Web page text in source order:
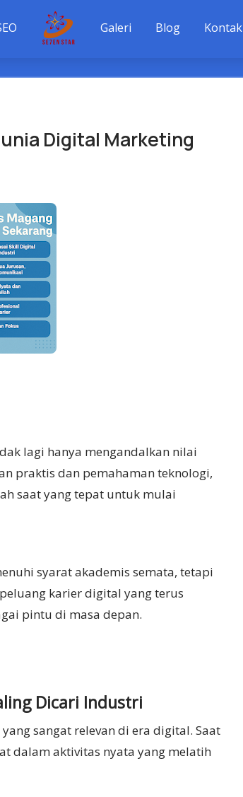
Galeri Blog Kontak
Digital Marketing
lagi hanya mengandalkan nilai
praktis dan pemahaman teknologi,
saat yang tepat untuk mulai
syarat akademis semata, tetapi
karier digital yang terus
pintu di masa depan.
Dicari Industri
sangat relevan di era digital. Saat
dalam aktivitas nyata yang melatih